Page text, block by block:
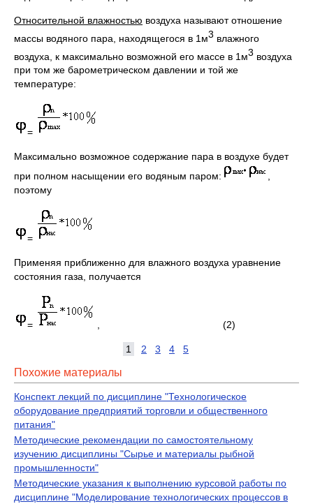
Относительной влажностью воздуха называют отношение
массы водяного пара, находящегося в 1м3 влажного
воздуха, к максимально возможной его массе в 1м3 воздуха
при том же барометрическом давлении и той же
температуре:
=
Максимально возможное содержание пара в воздухе будет
при полном насыщении его водяным паром:
,
поэтому
=
Применяя приближенно для влажного воздуха уравнение
состояния газа, получается
= , (2)
1 2 3 4 5
Похожие материалы
Конспект лекций по дисциплине "Технологическое
оборудование предприятий торговли и общественного
питания"
Методические рекомендации по самостоятельному
изучению дисциплины "Сырье и материалы рыбной
промышленности"
Методические указания к выполнению курсовой работы по
дисциплине "Моделирование технологических процессов в